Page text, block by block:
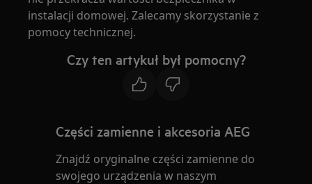
instalacji domowej. Zalecamy skorzystanie z
pomocy technicznej.
Czy ten artykuł był pomocny?
Części zamienne i akcesoria AEG
Znajdź oryginalne części zamienne do
swojego urządzenia w naszym